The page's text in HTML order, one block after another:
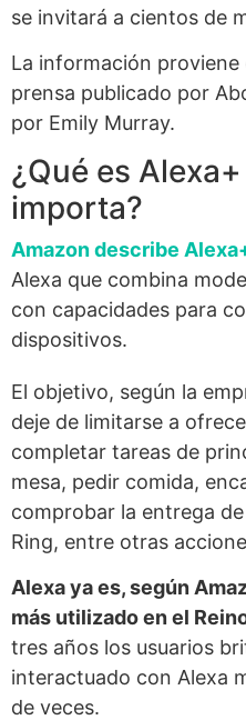
se invitará a cientos de
La información
prensa publicado por
por Emily Murray.
¿Qué es
importa?
Amazon describe
Alexa que combina
con capacidades para
dispositivos.
El objetivo, según la
deje de limitarse a
completar tareas de
mesa, pedir comida,
comprobar la entrega
Ring, entre otras
Alexa ya es, según
más utilizado en el
tres años los usuarios
interactuado con Alexa
de veces.